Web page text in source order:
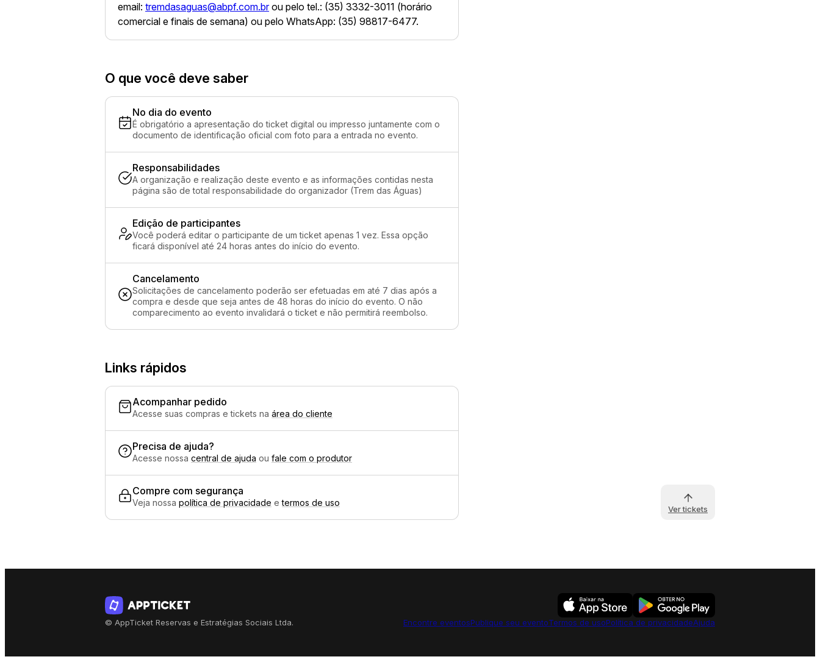
email: tremdasaguas@abpf.com.brou pelo tel.: (35) 3332-3011 (horário
comercial e finais de semana) ou pelo WhatsApp: (35) 98817-6477.
Ver tickets
O que você deve saber
No dia do evento
É obrigatório a apresentação do ticket digital ou impresso juntamente com o
documento de identificação oficial com foto para a entrada no evento.
Responsabilidades
A organização e realização deste evento e as informações contidas nesta
página são de total responsabilidade do organizador (Trem das Águas)
Edição de participantes
Você poderá editar o participante de um ticket apenas 1 vez. Essa opção
ficará disponível até 24 horas antes do início do evento.
Cancelamento
Solicitações de cancelamento poderão ser efetuadas em até 7 dias após a
compra e desde que seja antes de 48 horas do início do evento. O não
comparecimento ao evento invalidará o ticket e não permitirá reembolso.
Links rápidos
Acompanhar pedido
Acesse suas compras e tickets na área do cliente
Precisa de ajuda?
Acesse nossa central de ajuda ou fale com o produtor
Compre com segurança
Veja nossa política de privacidade etermos de uso
© AppTicket Reservas e Estratégias Sociais Ltda. Encontre eventosPublique seu eventoTermos de usoPolítica de privacidadeAjuda